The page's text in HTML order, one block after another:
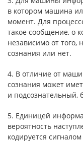
в котором машина
момент. Для
такое сообщение, о
независимо от того,
сознания или нет.
4. В отличие от
сознания может
и подсознательный,
5. Единицей
вероятность
кодируется